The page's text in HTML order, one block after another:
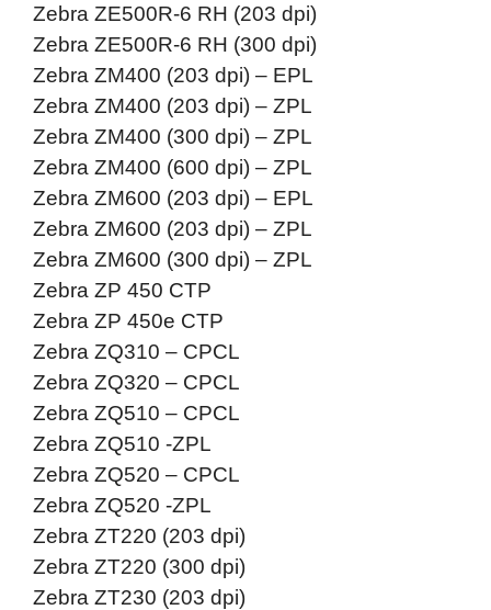
Zebra ZE500R-6 RH (203 dpi)
Zebra ZE500R-6 RH (300 dpi)
Zebra ZM400 (203 dpi) – EPL
Zebra ZM400 (203 dpi) – ZPL
Zebra ZM400 (300 dpi) – ZPL
Zebra ZM400 (600 dpi) – ZPL
Zebra ZM600 (203 dpi) – EPL
Zebra ZM600 (203 dpi) – ZPL
Zebra ZM600 (300 dpi) – ZPL
Zebra ZP 450 CTP
Zebra ZP 450e CTP
Zebra ZQ310 – CPCL
Zebra ZQ320 – CPCL
Zebra ZQ510 – CPCL
Zebra ZQ510 -ZPL
Zebra ZQ520 – CPCL
Zebra ZQ520 -ZPL
Zebra ZT220 (203 dpi)
Zebra ZT220 (300 dpi)
Zebra ZT230 (203 dpi)